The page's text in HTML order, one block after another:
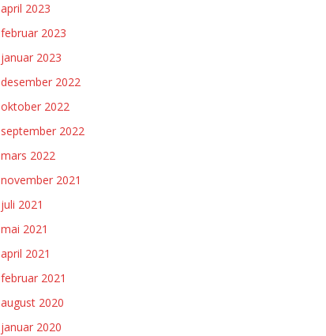
april 2023
februar 2023
januar 2023
desember 2022
oktober 2022
september 2022
mars 2022
november 2021
juli 2021
mai 2021
april 2021
februar 2021
august 2020
januar 2020